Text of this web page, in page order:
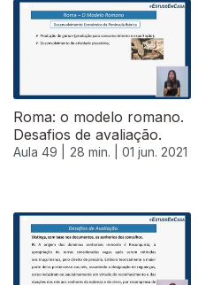
Roma: o modelo romano.
Desafios de avaliação.
Aula 49 | 28 min. | 01 jun. 2021